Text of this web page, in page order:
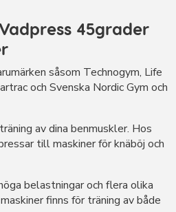
45grader
såsom Technogym, Life
och Svenska Nordic Gym och
av dina benmuskler. Hos
till maskiner för knäböj och
belastningar och flera olika
finns för träning av både